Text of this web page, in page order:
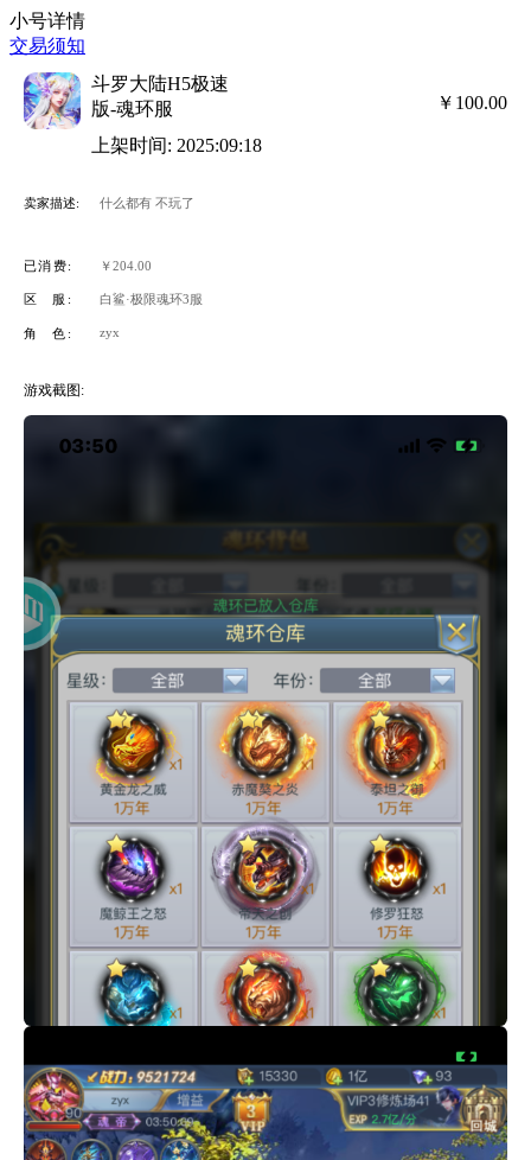
小号详情
交易须知
斗罗大陆H5极速
版-魂环服
上架时间: 2025:09:18
￥100.00
卖家描述: 什么都有 不玩了
已消费: ￥204.00
区 服: 白鲨·极限魂环3服
角 色: zyx
游戏截图: